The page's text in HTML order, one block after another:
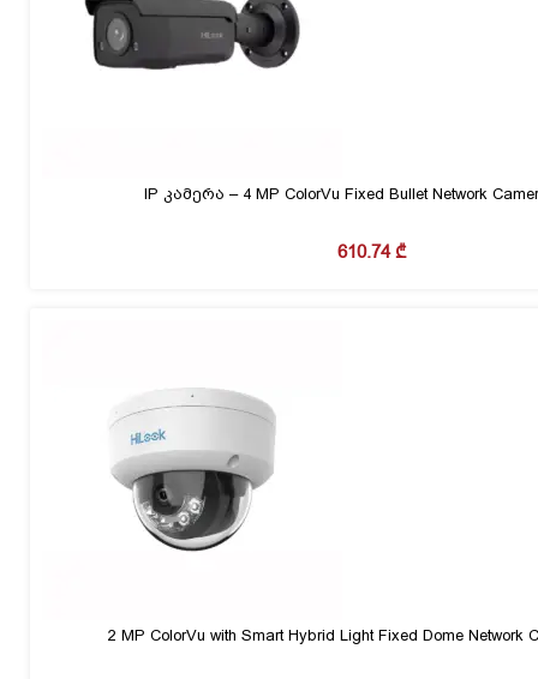
IP კამერა – 4 MP ColorVu Fixed Bullet Network
610.74₾
2 MP ColorVu with Smart Hybrid Light Fixed Dome Network